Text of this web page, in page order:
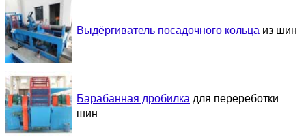
Выдёргиватель посадочного кольца из шин
Барабанная дробилка для перереботки
шин